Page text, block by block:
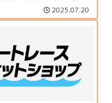
いた環境でレース観
2025.07.20